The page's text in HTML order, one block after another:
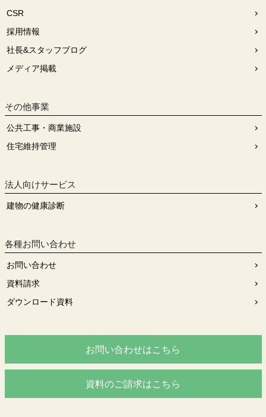
CSR
採用情報
社長&スタッフブログ
メディア掲載
その他事業
公共工事・商業施設
住宅維持管理
法人向けサービス
建物の健康診断
各種お問い合わせ
お問い合わせ
資料請求
ダウンロード資料
お問い合わせはこちら
資料のご請求はこちら